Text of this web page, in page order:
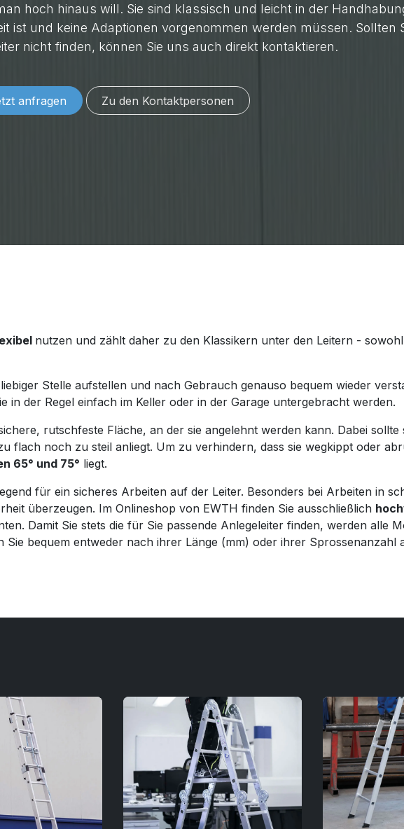
hoch hinaus will. Sie sind klassisch und leicht in der
ist und keine Adaptionen vorgenommen werden müssen. Sollten
nicht finden, können Sie uns auch direkt kontaktieren.
anfragen Zu den Konta​​​​​​​​​​​​ktper​​sonen
nutzen und zählt daher zu den Klassikern unter den Leitern -
Stelle aufstellen und nach Gebrauch genauso bequem wieder
in der Regel einfach im Keller oder in der Garage untergebracht werden.
rutschfeste Fläche, an der sie angelehnt werden kann. Dabei sollte
flach noch zu steil anliegt. Um zu verhindern, dass sie wegkippt oder
65° und 75° liegt.
für ein sicheres Arbeiten auf der Leiter. Besonders bei Arbeiten in
überzeugen. Im Onlineshop von EWTH finden Sie ausschließlich
Damit Sie stets die für Sie passende Anlegeleiter finden, werden alle
Sie bequem entweder nach ihrer Länge (mm) oder ihrer Sprossenanzahl